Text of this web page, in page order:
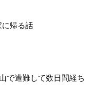
帰る話
で遭難して数日間経ち